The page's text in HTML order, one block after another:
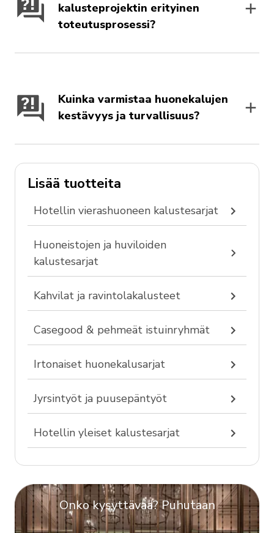
kalusteprojektin erityinen
toteutusprosessi?
Kuinka varmistaa huonekalujen
kestävyys ja turvallisuus?
Lisää tuotteita
Hotellin vierashuoneen kalustesarjat
Huoneistojen ja huviloiden
kalustesarjat
Kahvilat ja ravintolakalusteet
Casegood & pehmeät istuinryhmät
Irtonaiset huonekalusarjat
Jyrsintyöt ja puusepäntyöt
Hotellin yleiset kalustesarjat
Onko kysyttävää? Puhutaan